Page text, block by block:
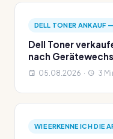
DELL TONER ANKAUF
Dell Toner
nach
05.08.2026 · 3
WIE ERKENNE ICH DIE